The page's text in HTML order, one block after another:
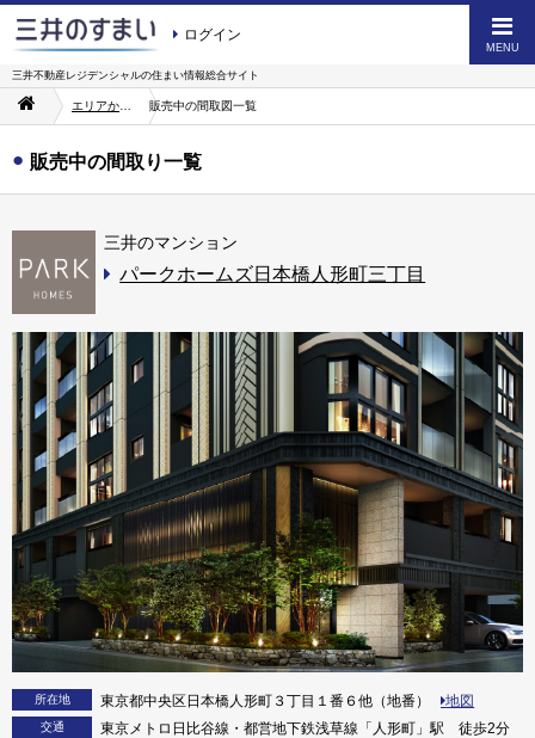
ログイン
MENU
三井不動産レジデンシャルの住まい情報総合サイト
販売中の間取図一覧
販売中の間取り一覧
三井のマンション
パークホームズ日本橋人形町三丁目
所在地 東京都中央区日本橋人形町３丁目１番６他（地番） 地図
交通
東京メトロ日比谷線・都営地下鉄浅草線「人形町」駅 徒歩2分